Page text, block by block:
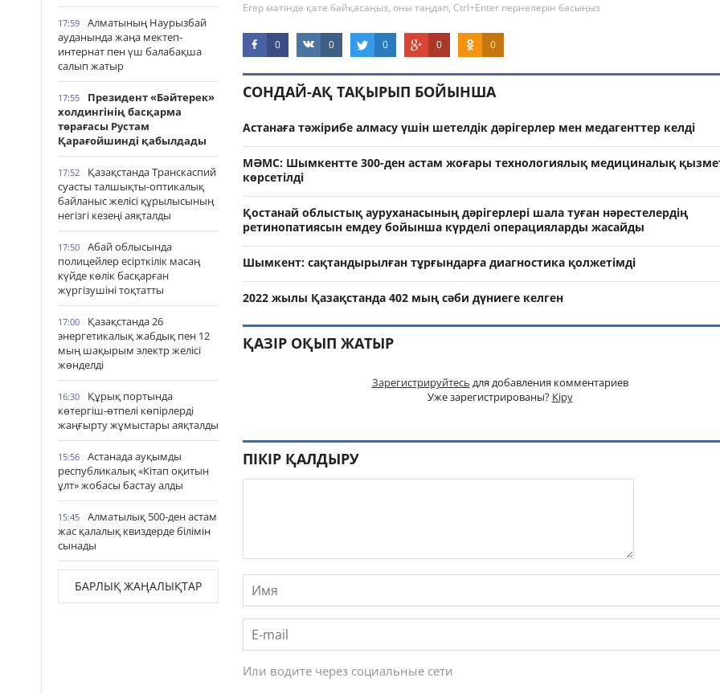
17:59
Алматының Наурызбай
ауданында жаңа мектеп-
интернат пен үш балабақша
салып жатыр
17:55
Президент «Бәйтерек»
холдингінің басқарма
төрағасы Рустам
Қарағойшинді қабылдады
17:52
Қазақстанда Транскаспий
суасты талшықты-оптикалық
байланыс желісі құрылысының
негізгі кезеңі аяқталды
17:50
Абай облысында
полицейлер есірткілік масаң
күйде көлік басқарған
жүргізушіні тоқтатты
17:00
Қазақстанда 26
энергетикалық жабдық пен 12
мың шақырым электр желісі
жөнделді
16:30
Құрық портында
көтергіш-өтпелі көпірлерді
жаңғырту жұмыстары аяқталды
15:56
Астанада ауқымды
республикалық «Кітап оқитын
ұлт» жобасы бастау алды
15:45
Алматылық 500-ден астам
жас қалалық квиздерде білімін
сынады
БАРЛЫҚ ЖАҢАЛЫҚТАР
Егер мәтінде қате байқасаңыз, оны таңдап, Ctrl+Enter пернелерін басыңыз
0 0 0 0 0
СОНДАЙ-АҚ ТАҚЫРЫП БОЙЫНША
Астанаға тәжірибе алмасу үшін шетелдік дәрігерлер мен медагенттер келді
МӘМС: Шымкентте 300-ден астам жоғары технологиялық медициналық
көрсетілді
Қостанай облыстық ауруханасының дәрігерлері шала туған нәрестелердің
ретинопатиясын емдеу бойынша күрделі операцияларды жасайды
Шымкент: сақтандырылған тұрғындарға диагностика қолжетімді
2022 жылы Қазақстанда 402 мың сәби дүниеге келген
ҚАЗІР ОҚЫП ЖАТЫР
Зарегистрируйтесь для добавления комментариев
Уже зарегистрированы? Кіру
ПІКІР ҚАЛДЫРУ
Или водите через социальные сети